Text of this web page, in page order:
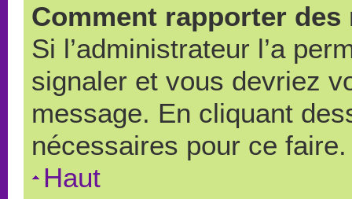
Comment rapporter
Si l’administrateur l’a
signaler et vous devriez
message. En cliquant
nécessaires pour ce faire.
Haut